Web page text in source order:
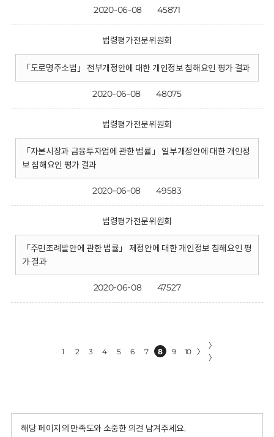
2020-06-08 45871
법령평가전문위원회
「도로명주소법」 전부개정안에 대한 개인정보 침해요인 평가 결과
2020-06-08 48075
법령평가전문위원회
「자본시장과 금융투자업에 관한 법률」 일부개정안에 대한 개인정
보 침해요인 평가 결과
2020-06-08 49583
법령평가전문위원회
「주민조례발안에 관한 법률」 제정안에 대한 개인정보 침해요인 평
가 결과
2020-06-08 47527
1 2 3 4 5 6 7 8 9 10 〉
〉
〉
해당 페이지의 만족도와 소중한 의견 남겨주세요.